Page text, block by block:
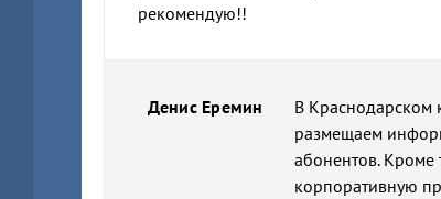
рекомендую!!
Денис Еремин
В Краснодарском
размещаем
абонентов. Кроме
корпоративную